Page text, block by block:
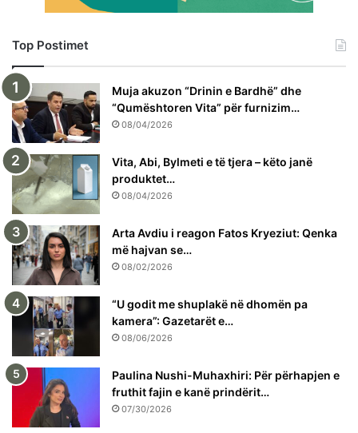
Top Postimet
Muja akuzon “Drinin e Bardhë” dhe
“Qumështoren Vita” për furnizim…
08/04/2026
Vita, Abi, Bylmeti e të tjera – këto janë
produktet…
08/04/2026
Arta Avdiu i reagon Fatos Kryeziut: Qenka
më hajvan se…
08/02/2026
“U godit me shuplakë në dhomën pa
kamera”: Gazetarët e…
08/06/2026
Paulina Nushi-Muhaxhiri: Për përhapjen e
fruthit fajin e kanë prindërit…
07/30/2026